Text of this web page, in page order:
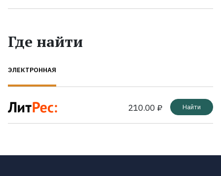
Где найти
ЭЛЕКТРОННАЯ
210.00 ₽ Найти